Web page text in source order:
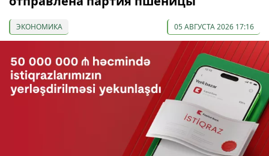
ЭКОНОМИКА 05 АВГУСТА 2026 17:16